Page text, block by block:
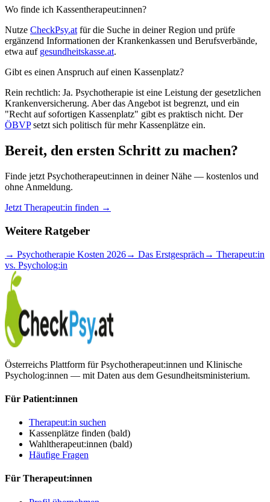
Wo finde ich Kassentherapeut:innen?
Nutze CheckPsy.at für die Suche in deiner Region und prüfe
ergänzend Informationen der Krankenkassen und Berufsverbände,
etwa auf gesundheitskasse.at.
Gibt es einen Anspruch auf einen Kassenplatz?
Rein rechtlich: Ja. Psychotherapie ist eine Leistung der gesetzlichen
Krankenversicherung. Aber das Angebot ist begrenzt, und ein
"Recht auf sofortigen Kassenplatz" gibt es praktisch nicht. Der
ÖBVP setzt sich politisch für mehr Kassenplätze ein.
Bereit, den ersten Schritt zu machen?
Finde jetzt Psychotherapeut:innen in deiner Nähe — kostenlos und
ohne Anmeldung.
Jetzt Therapeut:in finden →
Weitere Ratgeber
→ Psychotherapie Kosten 2026→ Das Erstgespräch → Therapeut:in
vs. Psycholog:in
Österreichs Plattform für Psychotherapeut:innen und Klinische
Psycholog:innen — mit Daten aus dem Gesundheitsministerium.
Für Patient:innen
Therapeut:in suchen
Kassenplätze finden (bald)
Wahltherapeut:innen (bald)
Häufige Fragen
Für Therapeut:innen